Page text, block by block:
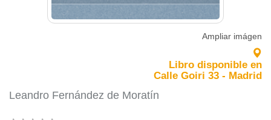
Ampliar imágen
Libro disponible en
Calle Goiri 33 - Madrid
Leandro Fernández de Moratín